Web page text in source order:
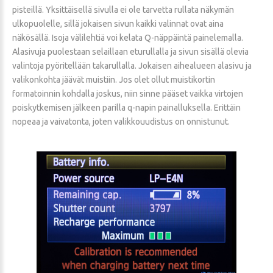
pisteillä. Yksittäisellä sivulla ei ole tarvetta rullata näkymän
ulkopuolelle, sillä jokaisen sivun kaikki valinnat ovat aina
näkösällä. Isoja välilehtiä voi kelata Q-näppäintä painelemalla.
Alasivuja puolestaan selaillaan eturullalla ja sivun sisällä olevia
valintoja pyöritellään takarullalla. Jokaisen aihealueen alasivu ja
valikonkohta jäävät muistiin. Jos olet ollut muistikortin
formatoinnin kohdalla joskus, niin sinne pääset vaikka virtojen
poiskytkemisen jälkeen parilla q-napin painalluksella. Erittäin
nopeaa ja vaivatonta, joten valikkouudistus on onnistunut.